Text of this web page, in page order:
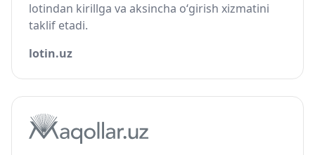
lotindan kirillga va aksincha o‘girish xizmatini
taklif etadi.
lotin.uz